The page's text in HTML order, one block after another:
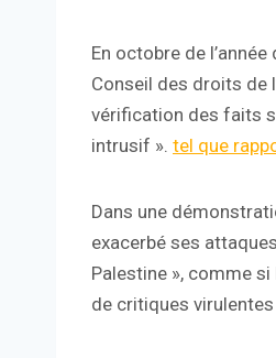
En octobre de
Conseil des droits de
vérification des faits
intrusif ». tel que
Dans une
exacerbé ses
Palestine », comme si
de critiques